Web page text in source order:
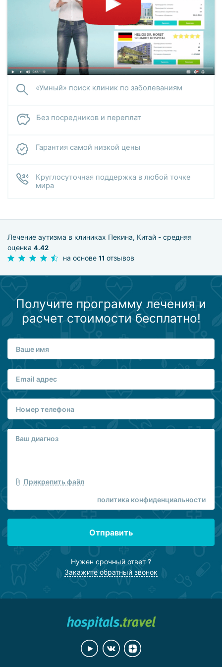
применение психотерапевтических способов лечения.
«Умный» поиск клиник по заболеваниям
Без посредников и переплат
Гарантия самой низкой цены
Круглосуточная поддержка в любой точке
мира
Лечение аутизма в клиниках Пекина, Китай - средняя
оценка 4.42
на основе 11 отзывов
Получите программу лечения и
расчет стоимости бесплатно!
Прикрепить файл
политика конфиденциальности
Отправить
Нужен срочный ответ ?
Закажите обратный звонок